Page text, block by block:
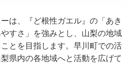
は、『ど根性ガエル』の「あき
すさ」を強みとし、山梨の地域
とを目指します。早川町での活
県内の各地域へと活動を広げて